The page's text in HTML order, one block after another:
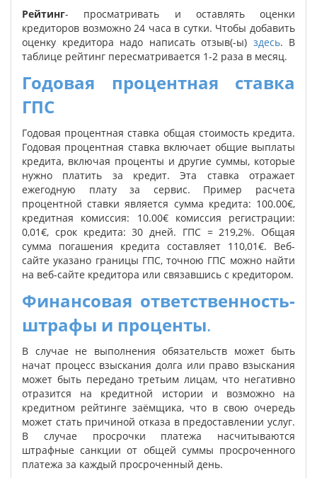
Рейтинг- просматривать и оставлять оценки
кредиторов возможно 24 часа в сутки. Чтобы добавить
оценку кредитора надо написать отзыв(-ы) здесь. В
таблице рейтинг пересматривается 1-2 раза в месяц.
Годовая процентная ставка
ГПС
Годовая процентная ставка общая стоимость кредита.
Годовая процентная ставка включает общие выплаты
кредита, включая проценты и другие суммы, которые
нужно платить за кредит. Эта ставка отражает
ежегодную плату за сервис. Пример расчета
процентной ставки является сумма кредита: 100.00€,
кредитная комиссия: 10.00€ комиссия регистрации:
0,01€, срок кредита: 30 дней. ГПС = 219,2%. Общая
сумма погашения кредита составляет 110,01€. Веб-
сайте указано границы ГПС, точною ГПС можно найти
на веб-сайте кредитора или связавшись с кредитором.
Финансовая ответственность-
штрафы и проценты.
В случае не выполнения обязательств может быть
начат процесс взыскания долга или право взыскания
может быть передано третьим лицам, что негативно
отразится на кредитной истории и возможно на
кредитном рейтинге заёмщика, что в свою очередь
может стать причиной отказа в предоставлении услуг.
В случае просрочки платежа насчитываются
штрафные санкции от общей суммы просроченного
платежа за каждый просроченный день.